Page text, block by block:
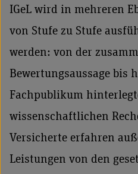
IGeL wird in mehreren
von Stufe zu Stufe
werden: von der
Bewertungsaussage bis
Fachpublikum
wissenschaftlichen
Versicherte erfahren
Leistungen von den